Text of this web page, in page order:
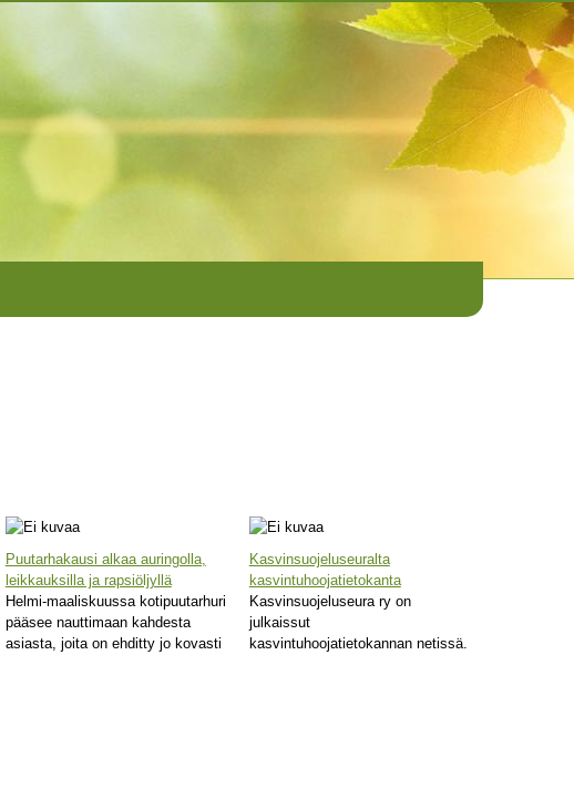
Puutarhakausi alkaa auringolla,
leikkauksilla ja rapsiöljyllä
Helmi-maaliskuussa kotipuutarhuri
pääsee nauttimaan kahdesta
asiasta, joita on ehditty jo kovasti
Kasvinsuojeluseuralta
kasvintuhoojatietokanta
Kasvinsuojeluseura ry on
julkaissut
kasvintuhoojatietokannan netissä.